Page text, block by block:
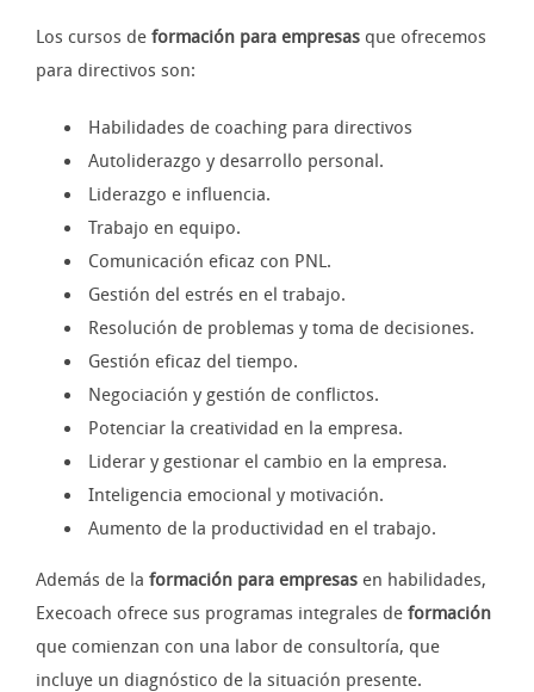
Los cursos de formación para empresas que ofrecemos
para directivos son:
Habilidades de coaching para directivos
Autoliderazgo y desarrollo personal.
Liderazgo e influencia.
Trabajo en equipo.
Comunicación eficaz con PNL.
Gestión del estrés en el trabajo.
Resolución de problemas y toma de decisiones.
Gestión eficaz del tiempo.
Negociación y gestión de conflictos.
Potenciar la creatividad en la empresa.
Liderar y gestionar el cambio en la empresa.
Inteligencia emocional y motivación.
Aumento de la productividad en el trabajo.
Además de la formación para empresas en habilidades,
Execoach ofrece sus programas integrales de formación
que comienzan con una labor de consultoría, que
incluye un diagnóstico de la situación presente.